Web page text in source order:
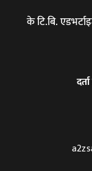
के टि.बि.